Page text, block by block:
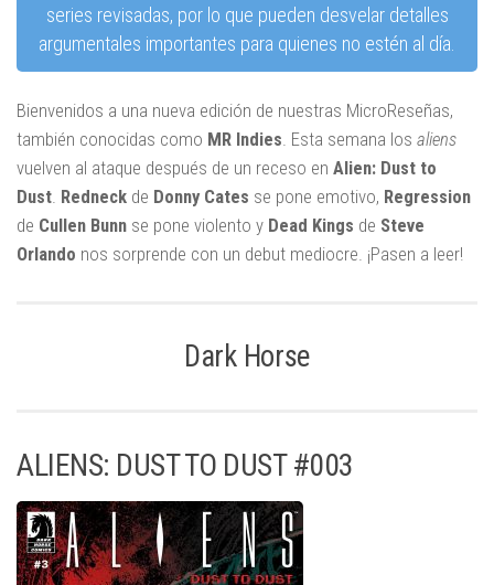
series revisadas, por lo que pueden desvelar detalles
argumentales importantes para quienes no estén al día.
Bienvenidos a una nueva edición de nuestras MicroReseñas,
también conocidas como MR Indies. Esta semana los aliens
vuelven al ataque después de un receso en Alien: Dust to
Dust. Redneck de Donny Cates se pone emotivo, Regression
de Cullen Bunn se pone violento y Dead Kings de Steve
Orlando nos sorprende con un debut mediocre. ¡Pasen a leer!
Dark Horse
ALIENS: DUST TO DUST #003